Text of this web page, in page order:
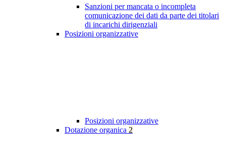
Sanzioni per mancata o incompleta
comunicazione dei dati da parte dei titolari
di incarichi dirigenziali
Posizioni organizzative
Posizioni organizzative
Dotazione organica 2